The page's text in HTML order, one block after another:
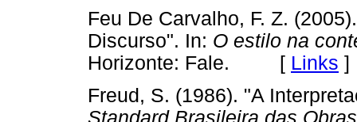
Feu De Carvalho, F. Z.
Discurso". In: O estilo na
Horizonte: Fale. [ Links ]
Freud, S. (1986). "A